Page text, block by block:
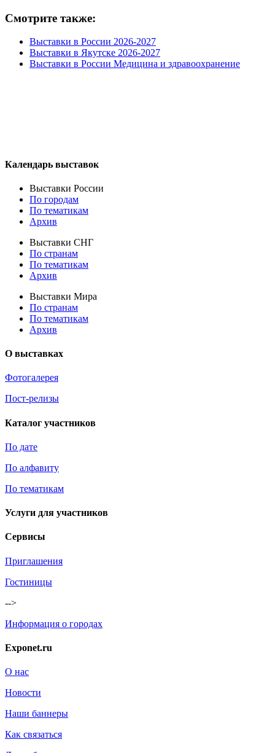
Смотрите также:
Выставки в России 2026-2027
Выставки в Якутске 2026-2027
Выставки в России Медицина и здравоохранение
Календарь выставок
Выставки России
По городам
По тематикам
Архив
Выставки СНГ
По странам
По тематикам
Архив
Выставки Мира
По странам
По тематикам
Архив
О выставках
Фотогалерея
Пост-релизы
Каталог участников
По дате
По алфавиту
По тематикам
Услуги для участников
Сервисы
Приглашения
Гостиницы
-->
Информация о городах
Exponet.ru
О нас
Новости
Наши баннеры
Как связаться